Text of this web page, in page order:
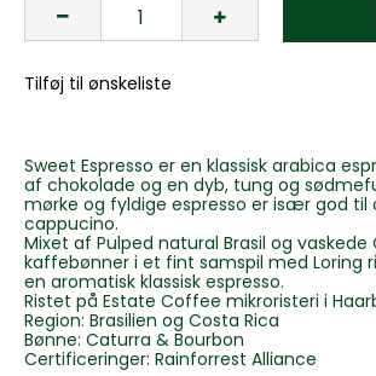
Tilføj til ønskeliste
Sweet Espresso er en klassisk arabica
af chokolade og en dyb, tung og
mørke og fyldige espresso er især god
cappucino.
Mixet af Pulped natural Brasil og vaskede
kaffebønner i et fint samspil med Loring
en aromatisk klassisk espresso.
Ristet på Estate Coffee mikroristeri i
Region: Brasilien og Costa Rica
Bønne: Caturra & Bourbon
Certificeringer: Rainforrest Alliance